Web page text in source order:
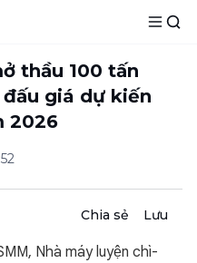
thầu 100 tấn
giá dự kiến
2026
Chia sẻ Lưu
Nhà máy luyện chì-